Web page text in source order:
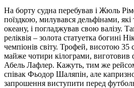
На борту судна перебував і Жюль
поїздкою, милувався дельфінами,
океану, і погладжував свою валізу.
реліквія – золота статуетка богині
чемпіонів світу. Трофей, висотою 35
майже чотири кілограми, виготовив
Абель Лафлер. Кажуть, тим же
співак Фьодор Шаляпін, але
запрошення виступити перед